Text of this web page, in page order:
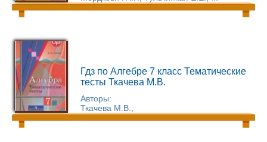
Гдз по Алгебре 7 класс Тематические
тесты Ткачева М.В.
Авторы:
Ткачева М.В.,